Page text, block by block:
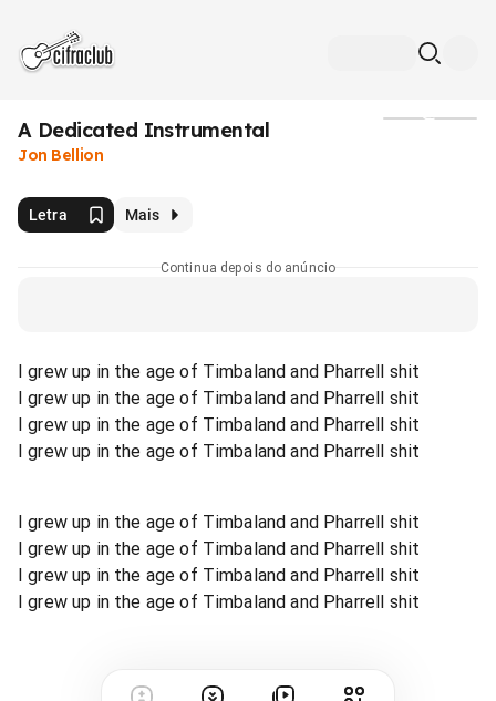
A Dedicated Instrumental
Jon Bellion
Letra Mais
Continua depois do anúncio
I grew up in the age of Timbaland and Pharrell shit
I grew up in the age of Timbaland and Pharrell shit
I grew up in the age of Timbaland and Pharrell shit
I grew up in the age of Timbaland and Pharrell shit
I grew up in the age of Timbaland and Pharrell shit
I grew up in the age of Timbaland and Pharrell shit
I grew up in the age of Timbaland and Pharrell shit
I grew up in the age of Timbaland and Pharrell shit